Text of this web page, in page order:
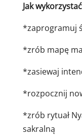
Jak
*zaprogramuj
*zrób mapę
*zasiewaj
*rozpocznij
*zrób rytuał
sakralną